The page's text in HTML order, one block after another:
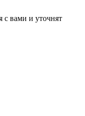
с вами и уточнят